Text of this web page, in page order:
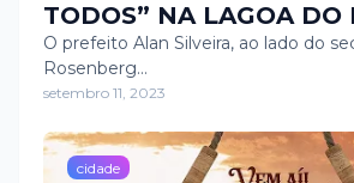
TODOS” NA LAGOA DO
O prefeito Alan Silveira, ao lado do
Rosenberg…
setembro 11, 2023
cidade